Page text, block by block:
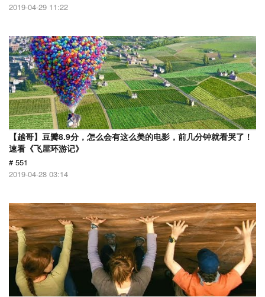
2019-04-29 11:22
【越哥】豆瓣8.9分，怎么会有这么美的电影，前几分钟就看哭了！
速看《飞屋环游记》
# 551
2019-04-28 03:14